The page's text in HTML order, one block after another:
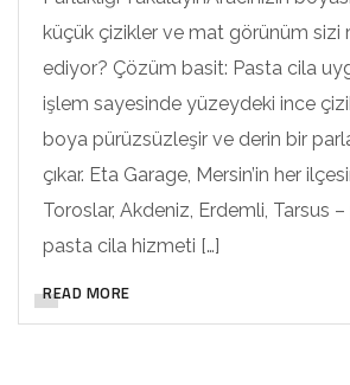
küçük çizikler ve mat görünüm sizi
ediyor? Çözüm basit: Pasta cila
işlem sayesinde yüzeydeki ince
boya pürüzsüzleşir ve derin bir
çıkar. Eta Garage, Mersin’in her
Toroslar, Akdeniz, Erdemli, Tarsus
pasta cila hizmeti […]
READ MORE